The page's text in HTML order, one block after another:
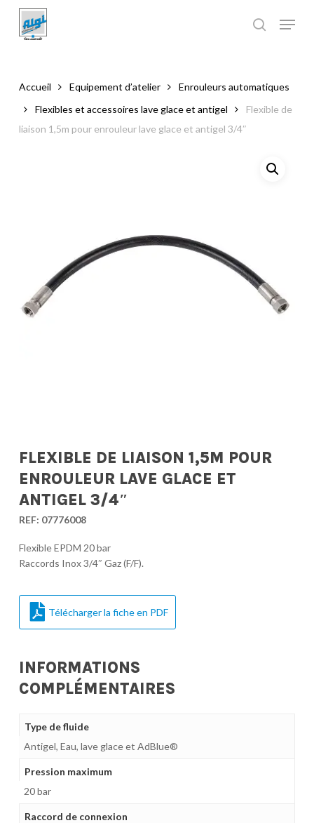
main
Accueil Equipement d’atelier
Enrouleurs automatiques
Flexibles et accessoires lave glace et antigel
Flexible de
liaison 1,5m pour enrouleur lave glace et antigel 3/4″
FLEXIBLE DE LIAISON 1,5M POUR
ENROULEUR LAVE GLACE ET
ANTIGEL 3/4″
REF: 07776008
Flexible EPDM 20 bar
Raccords Inox 3/4″ Gaz (F/F).
Télécharger la fiche en PDF
INFORMATIONS
COMPLÉMENTAIRES
Type de fluide
Antigel, Eau, lave glace et AdBlue®
Pression maximum
20 bar
Raccord de connexion